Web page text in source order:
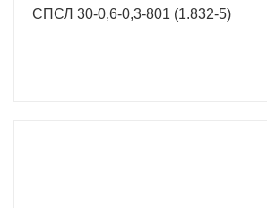
СПСЛ 30-0,6-0,3-801 (1.832-5)